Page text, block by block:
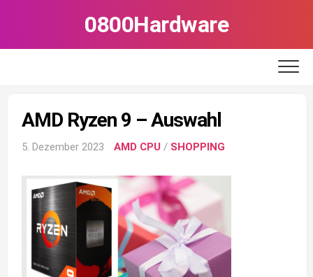
0800Hardware
AMD Ryzen 9 – Auswahl
5. Dezember 2023 AMD CPU / SHOPPING